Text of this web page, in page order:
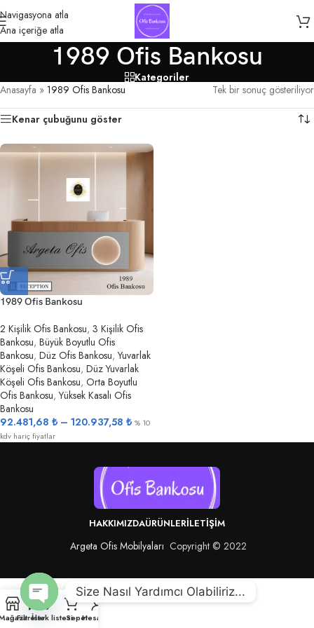
Navigasyona atla
Ana içeriğe atla
1989 Ofis Bankosu
Kategoriler
Anasayfa » 1989 Ofis Bankosu Tek bir sonuç gösteriliyor
Kenar çubuğunu göster
1989 Ofis Bankosu
2 Kişilik Ofis Bankosu, 3 Kişilik Ofis
Bankosu, Büyük Boyutlu Ofis
Bankosu, Düz Ofis Bankosu, Yuvarlak
Köşeli Ofis Bankosu, Düz Yuvarlak
Köşeli Ofis Bankosu, Orta Boyutlu
Ofis Bankosu, Yüksek Kasalı Ofis
Bankosu
92.481,68 ₺ – 120.937,58 ₺ % 10
kdv hariç fiyatlar
HAKKIMIZDAÜRÜNLERİLETIŞIM
Argeta Ofis Mobilyaları Copyright © 2022
Filtrelerİstek listesiSepetHesabım
Size Nasıl Yardımcı Olabiliriz...
Open